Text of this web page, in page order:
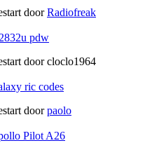
doorRadiofreak
pdw
door cloclo1964
ric codes
doorpaolo
Pilot A26